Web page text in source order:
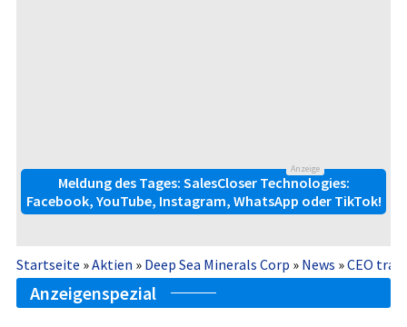
Anzeige
Meldung des Tages: SalesCloser Technologies:
Facebook, YouTube, Instagram, WhatsApp oder TikTok!
Startseite »Aktien » Deep Sea Minerals Corp » News »CEO trat
Anzeigenspezial